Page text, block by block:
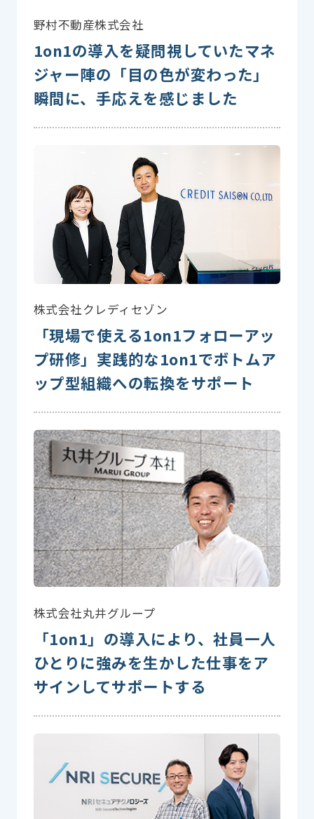
野村不動産株式会社
1on1の導入を疑問視していたマネ
ジャー陣の「目の色が変わった」
瞬間に、手応えを感じました
株式会社クレディセゾン
「現場で使える1on1フォローアッ
プ研修」実践的な1on1でボトムア
ップ型組織への転換をサポート
株式会社丸井グループ
「1on1」の導入により、社員一人
ひとりに強みを生かした仕事をア
サインしてサポートする